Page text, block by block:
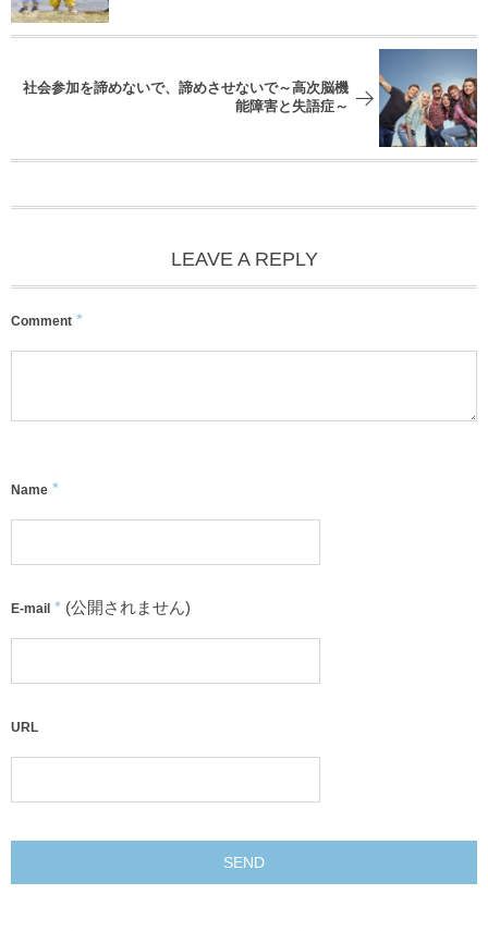
社会参加を諦めないで、諦めさせないで～高次脳機
能障害と失語症～
LEAVE A REPLY
Comment *
Name *
E-mail * (公開されません)
URL